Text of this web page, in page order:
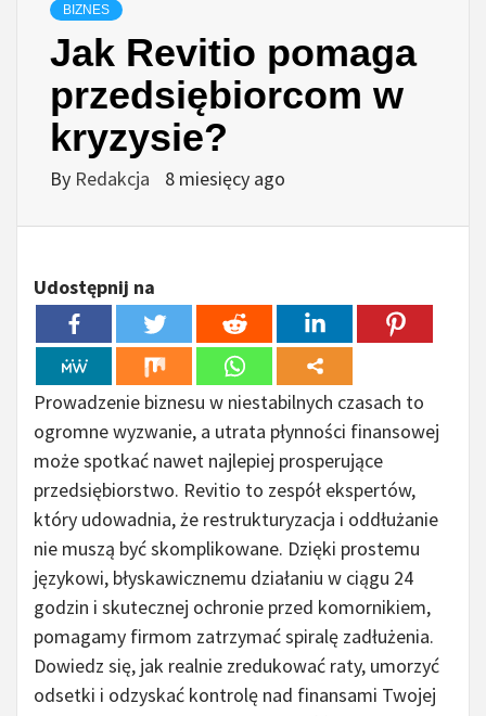
BIZNES
Jak Revitio pomaga
przedsiębiorcom w
kryzysie?
By Redakcja 8 miesięcy ago
Udostępnij na
Prowadzenie biznesu w niestabilnych czasach to
ogromne wyzwanie, a utrata płynności finansowej
może spotkać nawet najlepiej prosperujące
przedsiębiorstwo. Revitio to zespół ekspertów,
który udowadnia, że restrukturyzacja i oddłużanie
nie muszą być skomplikowane. Dzięki prostemu
językowi, błyskawicznemu działaniu w ciągu 24
godzin i skutecznej ochronie przed komornikiem,
pomagamy firmom zatrzymać spiralę zadłużenia.
Dowiedz się, jak realnie zredukować raty, umorzyć
odsetki i odzyskać kontrolę nad finansami Twojej